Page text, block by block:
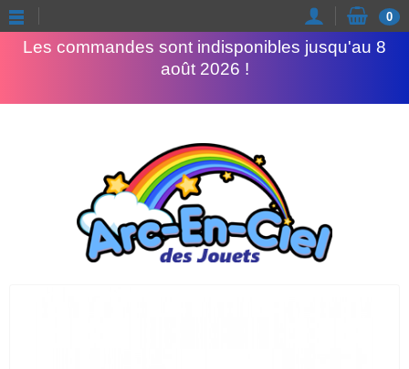
Les commandes sont indisponibles jusqu'au 8
août 2026 !
0